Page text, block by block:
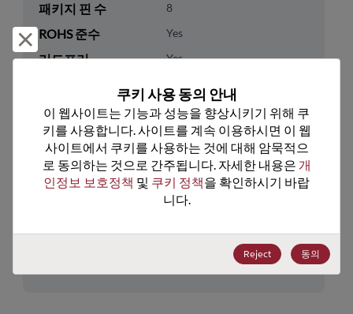
패키지 핀 수 8
ROHS 준수 Yes
리드프리 Yes
패키지 수량 2000
기술 카테고리 Analog & Mixed Signal
기술 하위 카테고리 Timing
Timers/Counters/RTC
미국 HTS 코드 8542.32.0051
거부 및 닫기
쿠키 사용 동의 안내
이 웹사이트는 기능과 성능을 향상시키기 위해 쿠
키를 사용합니다. 사이트를 계속 이용하시면 이 웹
사이트에서 쿠키를 사용하는 것에 대해 암묵적으
로 동의하는 것으로 간주됩니다. 자세한 내용은 개
인정보 보호정책 및 쿠키 정책을 확인하시기 바랍
니다.
Reject 동의